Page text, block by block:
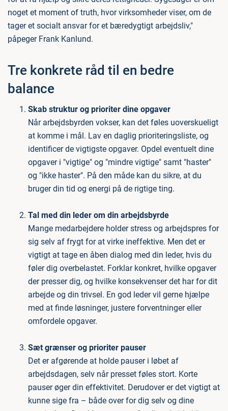
noget et moment of truth, hvor virksomheder viser, om de
tager et socialt ansvar for et bæredygtigt arbejdsliv,"
påpeger Frank Kanlund.
Tre konkrete råd til en bedre
balance
Skab struktur og prioriter dine opgaver
Når arbejdsbyrden vokser, kan det føles uoverskueligt
at komme i mål. Lav en daglig prioriteringsliste, og
identificer de vigtigste opgaver. Opdel eventuelt dine
opgaver i "vigtige" og "mindre vigtige" samt "haster"
og "ikke haster". På den måde kan du sikre, at du
bruger din tid og energi på de rigtige ting.
Tal med din leder om din arbejdsbyrde
Mange medarbejdere holder stress og arbejdspres for
sig selv af frygt for at virke ineffektive. Men det er
vigtigt at tage en åben dialog med din leder, hvis du
føler dig overbelastet. Forklar konkret, hvilke opgaver
der presser dig, og hvilke konsekvenser det har for dit
arbejde og din trivsel. En god leder vil gerne hjælpe
med at finde løsninger, justere forventninger eller
omfordele opgaver.
Sæt grænser og prioriter pauser
Det er afgørende at holde pauser i løbet af
arbejdsdagen, selv når presset føles stort. Korte
pauser øger din effektivitet. Derudover er det vigtigt at
kunne sige fra – både over for dig selv og dine